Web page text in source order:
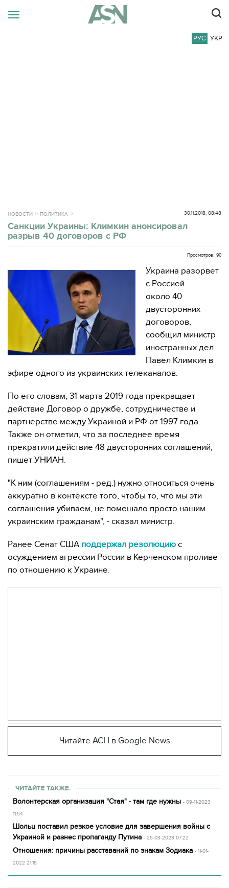
РУС УКР
НОВОСТИ ПОЛИТИКА 30.11.2018, 08:48
Санкции Украины: Климкин анонсировал
разрыв 40 договоров с РФ
Просмотров: 90
Украина разорвет
с Россией
около 40
двусторонних
договоров,
сообщил министр
иностранных дел
Павел Климкин в
эфире одного из украинских телеканалов.
По его словам, 31 марта 2019 года прекращает
действие Договор о дружбе, сотрудничестве и
партнерстве между Украиной и РФ от 1997 года.
Также он отметил, что за последнее время
прекратили действие 48 двусторонних соглашений,
пишет УНИАН.
"К ним (соглашениям - ред.) нужно относиться очень
аккуратно в контексте того, чтобы то, что мы эти
соглашения убиваем, не помешало просто нашим
украинским гражданам", - сказал министр.
Ранее Сенат США поддержал резолюцию с
осуждением агрессии России в Керченском проливе
по отношению к Украине.
Читайте АСН в Google News
ЧИТАЙТЕ ТАКЖЕ.
Волонтерская организация "Стая" - там где нужны - 09-11-2023
11:54
Шольц поставил резкое условие для завершения войны с
Украиной и разнес пропаганду Путина - 25-03-2023 07:22
Отношения: причины расставаний по знакам Зодиака - 11-01-
2022 21:15